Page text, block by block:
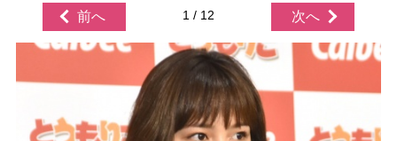
前へ 1 / 12 次へ